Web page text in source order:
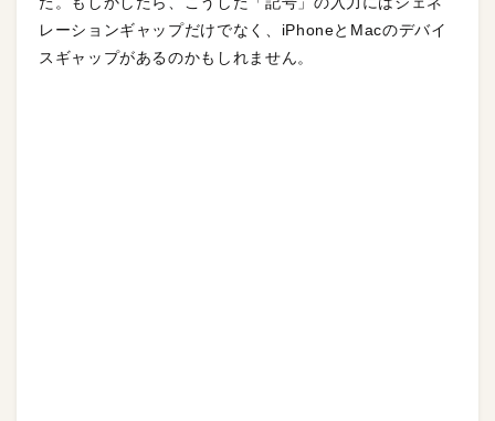
レーションギャップだけでなく、iPhoneとMacのデバイ
スギャップがあるのかもしれません。